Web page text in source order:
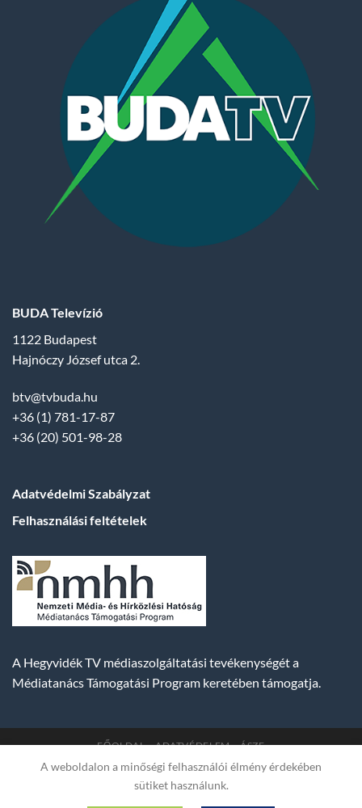
BUDA Televízió
1122 Budapest
Hajnóczy József utca 2.
btv@tvbuda.hu
+36 (1) 781-17-87
+36 (20) 501-98-28
Adatvédelmi Szabályzat
Felhasználási feltételek
A Hegyvidék TV médiaszolgáltatási tevékenységét a
Médiatanács Támogatási Program keretében támogatja.
FŐOLDAL ADATVÉDELEM ÁSZF
Copyright 2007-2026 © BUDA TV | Hegyvidék Média
Műsorszolgáltató Kft. | Budapest, Hungary, XII. Hajnóczy József
A weboldalon a minőségi felhasználói élmény érdekében
sütiket használunk.